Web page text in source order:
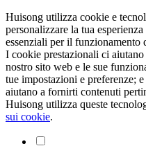
Huisong utilizza cookie e
personalizzare la tua
essenziali per il funzionamento
I cookie prestazionali ci
nostro sito web e le sue
tue impostazioni e preferenze;
aiutano a fornirti contenuti
Huisong utilizza queste
sui cookie.